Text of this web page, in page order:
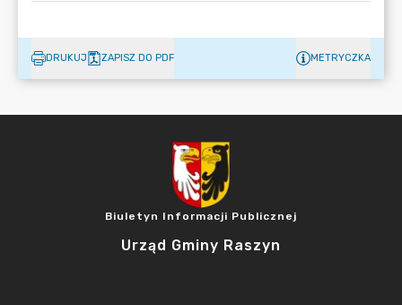
DRUKUJ ZAPISZ DO PDF METRYCZKA
Biuletyn Informacji Publicznej
Urząd Gminy Raszyn